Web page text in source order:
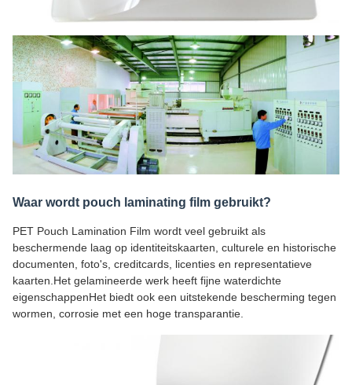
Waar wordt pouch laminating film gebruikt?
PET Pouch Lamination Film wordt veel gebruikt als
beschermende laag op identiteitskaarten, culturele en historische
documenten, foto's, creditcards, licenties en representatieve
kaarten.Het gelamineerde werk heeft fijne waterdichte
eigenschappenHet biedt ook een uitstekende bescherming tegen
wormen, corrosie met een hoge transparantie.